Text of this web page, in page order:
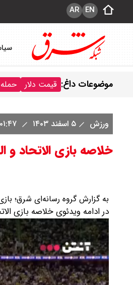
EN
AR
موضوعات داغ: قیمت دلار
ورزش ۵ اسفند ۱۴۰۳
خلاصه بازی الاتحاد و
به گزارش گروه رسانه‌ای شرق؛
در ادامه ویدئوی خلاصه بازی الاتحاد - الهلال در چارچوب